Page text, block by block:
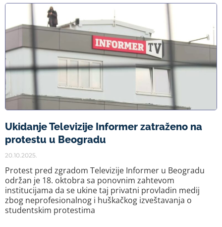
Ukidanje Televizije Informer zatraženo na
protestu u Beogradu
20.10.2025.
Protest pred zgradom Televizije Informer u Beogradu
održan je 18. oktobra sa ponovnim zahtevom
institucijama da se ukine taj privatni provladin medij
zbog neprofesionalnog i huškačkog izveštavanja o
studentskim protestima